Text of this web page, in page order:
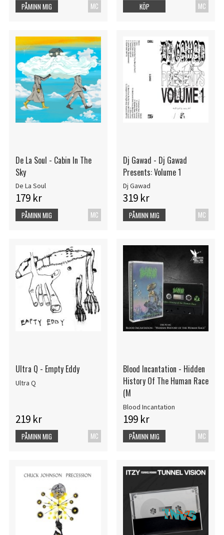
MC
PÅMINN MIG MC
KÖP
De La Soul - Cabin In The
Sky
De La Soul
179 kr
MC
PÅMINN MIG
Dj Gawad - Dj Gawad
Presents: Volume 1
Dj Gawad
319 kr
MC
PÅMINN MIG
Ultra Q - Empty Eddy
Ultra Q
219 kr
MC
PÅMINN MIG
Blood Incantation - Hidden
History Of The Human Race
(M
Blood Incantation
199 kr
MC
PÅMINN MIG